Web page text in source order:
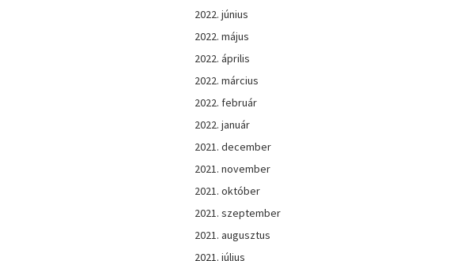
2022. június
2022. május
2022. április
2022. március
2022. február
2022. január
2021. december
2021. november
2021. október
2021. szeptember
2021. augusztus
2021. július